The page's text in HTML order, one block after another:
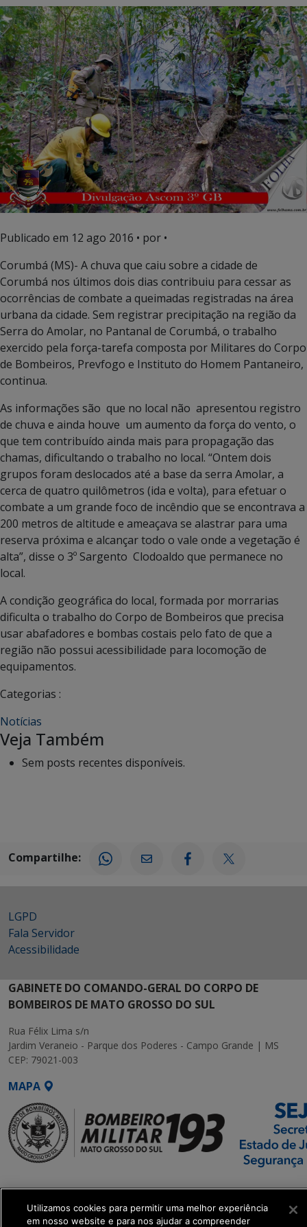
Publicado em 12 ago 2016 • por •
Corumbá (MS)- A chuva que caiu sobre a cidade de
Corumbá nos últimos dois dias contribuiu para cessar as
ocorrências de combate a queimadas registradas na área
urbana da cidade. Sem registrar precipitação na região da
Serra do Amolar, no Pantanal de Corumbá, o trabalho
exercido pela força-tarefa composta por Militares do Corpo
de Bombeiros, Prevfogo e Instituto do Homem Pantaneiro,
continua.
As informações são que no local não apresentou registro
de chuva e ainda houve um aumento da força do vento, o
que tem contribuído ainda mais para propagação das
chamas, dificultando o trabalho no local. “Ontem dois
grupos foram deslocados até a base da serra Amolar, a
cerca de quatro quilômetros (ida e volta), para efetuar o
combate a um grande foco de incêndio que se encontrava a
200 metros de altitude e ameaçava se alastrar para uma
reserva próxima e alcançar todo o vale onde a vegetação é
alta”, disse o 3º Sargento Clodoaldo que permanece no
local.
A condição geográfica do local, formada por morrarias
dificulta o trabalho do Corpo de Bombeiros que precisa
usar abafadores e bombas costais pelo fato de que a
região não possui acessibilidade para locomoção de
equipamentos.
Categorias :
Notícias
Veja Também
Sem posts recentes disponíveis.
Compartilhe:
LGPD
Fala Servidor
Acessibilidade
GABINETE DO COMANDO-GERAL DO CORPO DE
BOMBEIROS DE MATO GROSSO DO SUL
Rua Félix Lima s/n
Jardim Veraneio - Parque dos Poderes - Campo Grande | MS
CEP: 79021-003
MAPA
SETDIG | Secretaria-
Executiva de
Transformação Digital
Utilizamos cookies para permitir uma melhor experiência
em nosso website e para nos ajudar a compreender